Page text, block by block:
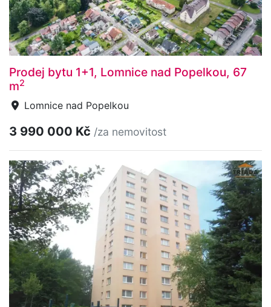
Prodej bytu 1+1, Lomnice nad Popelkou, 67
m2
Lomnice nad Popelkou
3 990 000 Kč /za nemovitost